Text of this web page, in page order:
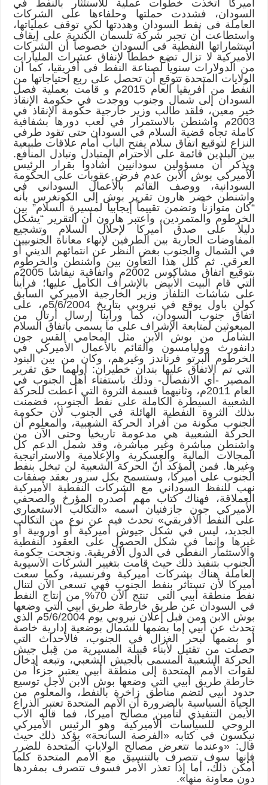
أميركا اتخذت خطوات عملية للاستئثار بالنفط في
السودان، فشددت حملتها وحلفاءها على الشركات
العاملة فى نفط السودان وهددتها لكي توقف عملياتها،
واستطاعت أن تجبر شركة تلسمان الكندية على إيقاف
استثماراتها النفطية فى السودان خصوصاً أن الشركات
الأميركية لا تزال تضع خططاً لإنفاق عشرات المليارات
من الدولارات سنوياً لصناعة النفط فى أفريقيا، كما أن
الولايات المتحدة تتوقع أن تحصل على ربع احتياجاتها من
النفط من أفريقيا العام 2015م و قامت بعملية فصل
السودان إلى شمال وجنوب ووجدت في حكومة الإنقاذ
خير معين، فلقد طالب وزير خارجية حكومة الإنقاذ في
2003م واشنطن بالاستمرار في لعب دورها بشفافية
كاملة تجاه قضية السلام في السودان حتى تقود طرفي
النزاع لتوقيع اتفاق سلام يفتح الباب أمام علاقات طبيعية
بين البلدين قائمة على الاحترام المتبادل وتبادل المنافع.
ويذكر أن مسؤولين سودانيين أشادوا بقرار الرئيس
الأميركي بوش الابن عدم فرض عقوبات على الحكومة
السودانية، ووصف القائم بالأعمال السوداني في
واشنطن خضر هارون تقرير بوش إلى الكونغرس بأنه
“كان متوازناً وتضمن تقييماً إيجابياً لمسيرة السلام” بين
الخرطوم والمتمردين، واعتبر هارون أن التقرير “يشكل
دليلاً على صدق أميركا لإحلال السلام وتشجيع
المفاوضات الجارية بين الطرفين لإنهاء معاناة الجنوبيين
في الشمال والجنوب بغض النظر عن انتمائهم الديني أو
العرقي. ثم كلل هذا التعاون بين واشنطن والخرطوم
بتوقيع اتفاق مشاكوس 2002م واتفاقية نيفاشا 2005م
التي قام البيت الأبيض بالإشراف الكامل عليها؛ فرأينا
على شاشات التلفاز وزير الخارجية الأميركي السابق
كولن باول يوقع في نيروبي بتاريخ 5/6/2004م، على
اتفاق جنوب السودان، كما ورأينا إرسال أرتال من
المبعوثين لمتابعة الإشراف على ما يسمى باتفاق السلام
الشامل من بوش الابن مثل المحامي القس جون
دانفورث ووليامسون والقائم بالأعمال الأميركي في
الخرطوم ألبرتو فرناندز وغيرهم، وكان من بين البنود
التي تم الاتفاق عليها بندان خطيران: أولهما حق تقرير
المصير -أي الانفصال- وذلك باستفتاء أهل الجنوب في
العام 2011م، وثانيهما قسمة الثروة التي أعطت للحركة
الشعبية السيطرة الكاملة على نفط الجنوب، فضمنت
بذلك الثروة النفطية الهائلة في الجنوب لأن حكومة
الجنوب مكونة من أفراد الحركة الشعبية، والمعلوم أن
الحركة الشعبية هي مدعومة تاريخياً وحتى الآن من
واشنطن مباشرة وغير مباشرة، وقد شمل الدعم كل
المجالات المالية والعسكرية والإعلامية والاستراتيجية
وغيرها. فمن المؤكد أنّ الحركة الشعبية لن تبخل بنفط
الجنوب على أميركا، وستسمح بكل سرور بعقد صفقات
نهب للنفظ السوداني مع الشركات النفطية الأميركية
العملاقة، فهناك كتاب مهم أصدره المؤرخ والصحفي
الأميركي جون جازفنيان اسمه «التكالب الاستعماري
على النفط الأفريقي» تحدث فيه عن نوع من التكالب
الجديد، ليس في شكل جيوش أميركية أو أوروبية أو
غيرها وإنما في شكل الحصول على العقود النفطية
والاستثمار النفطي في الدول الأفريقية. ونجحت حكومة
الجنوب بتنفيذ ذلك حيث قامت بتغيير الشركات الآسيوية
العاملة هناك بشركات أميركية وفرنسية، وكما سعت
أميركا لأن تستأثر بنفط الجنوب فهي تسعى الآن لتنال
نفط منطقة أبيي التي تنتج الآن 70% من إنتاج النفط
في السودان عن طريق خارطة طريق أبيي التي وضعها
بوش الابن ومن قبل إعلان نيروبي يوم 5/6/2004م الذي
تحدث عن أبيي إما بضمها للشمال بوضعية إدارية خاصة
أو بضمها لبحر الغزال في الجنوب، فالأحداث التي
حصلت من تقتيل لأبناء قبيلة المسيرية من قِبل جيش
الحركة الشعبية المسمى بالجيش الشعبي، وتبعه إدخال
لقوات الأمم المتحدة إلى منطقة أبيي يعتبر جزءاً من
خارطة طريق أبيي التي وضعها بوش الابن لأجل توسيع
حدود أبيي لتضم مناطق زاخرة بالنفط، والمعلوم من
الحياة السياسية بالضرورة أن الأمم المتحدة تعتبر الذراع
الأيمن التنفيذي لتأمين مصالح أميركا، فما قاله الأب
الروحي للسياسات الأميركية وهو الرئيس الأميركي
نيكسون في كتابه «الفرصة السانحة» يؤكد ذلك حيث
قال: «وعندما تتعرض مصالح الولايات المتحدة للضرر
فإنها سوف تتصرف بالتنسيق مع الأمم المتحدة كلما
أمكن ذلك، أما إذا تعذر الأمر فسوف تتصرف بمفردها
دون معاونة منها».